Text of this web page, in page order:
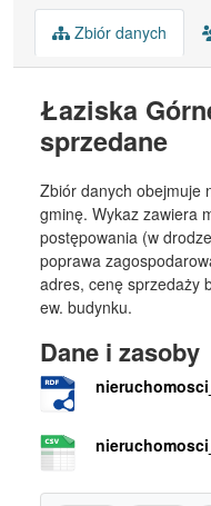
Zbiór danych
Łaziska
sprzedane
Zbiór danych obejmuje
gminę. Wykaz zawiera
postępowania (w
poprawa
adres, cenę sprzedaży
ew. budynku.
Dane i zasoby